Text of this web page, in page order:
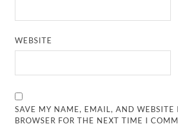
WEBSITE
SAVE MY NAME, EMAIL, AND WEBSITE
BROWSER FOR THE NEXT TIME I